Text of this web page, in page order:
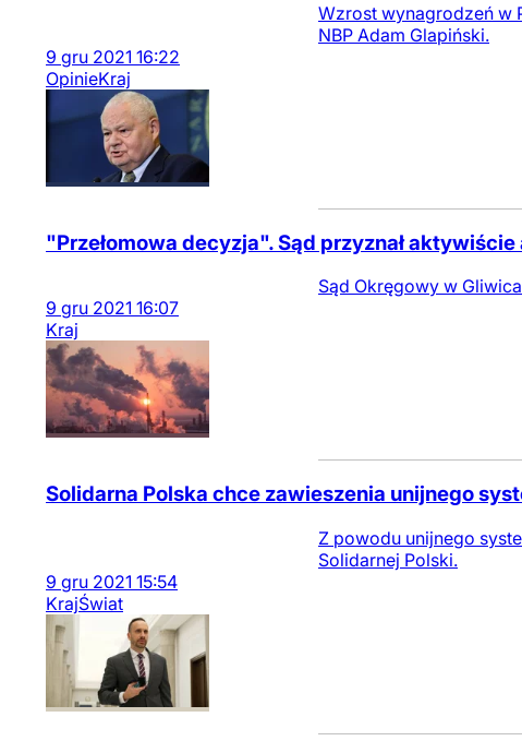
Wzrost wynagrodzeń w
NBP Adam Glapiński.
9 gru 2021 16:22
OpinieKraj
"Przełomowa decyzja". Sąd przyznał
Sąd Okręgowy w
9 gru 2021 16:07
Kraj
Solidarna Polska chce zawieszenia unijnego
Z powodu unijnego
Solidarnej Polski.
9 gru 2021 15:54
KrajŚwiat